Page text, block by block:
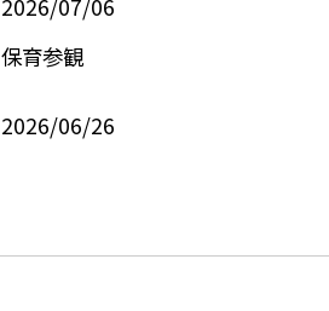
2026/07/06
保育参観
2026/06/26